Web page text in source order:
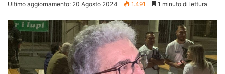
Ultimo aggiornamento: 20 Agosto 2024 1.491 1 minuto di lettura